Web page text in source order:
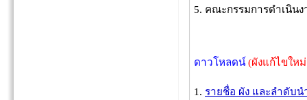
5. คณะกรรมการดำเนิน
ดาวโหลดน์ (ผังแก้ไขให
1. รายชื่อ ผัง และลำดับน